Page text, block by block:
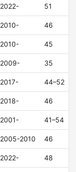
2022- 51
2010- 46
2010- 45
2009- 35
2017- 44–52
2018- 46
2001- 41–54
2005-2010 46
2022- 48